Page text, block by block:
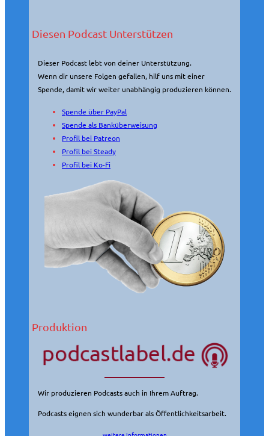
Diesen Podcast Unterstützen
Dieser Podcast lebt von deiner Unterstützung.
Wenn dir unsere Folgen gefallen, hilf uns mit einer
Spende, damit wir weiter unabhängig produzieren können.
Spende über PayPal
Spende als Banküberweisung
Profil bei Patreon
Profil bei Steady
Profil bei Ko-Fi
Produktion
Wir produzieren Podcasts auch in Ihrem Auftrag.
Podcasts eignen sich wunderbar als Öffentlichkeitsarbeit.